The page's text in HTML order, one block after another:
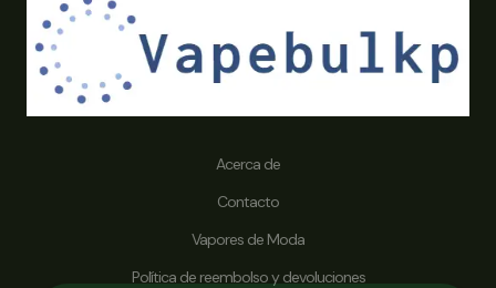
Acerca de
Contacto
Vapores de Moda
Política de reembolso y devoluciones